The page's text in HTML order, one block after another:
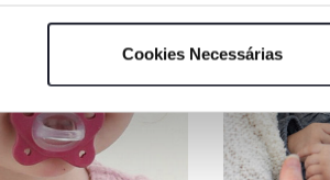
Cookies Necessárias